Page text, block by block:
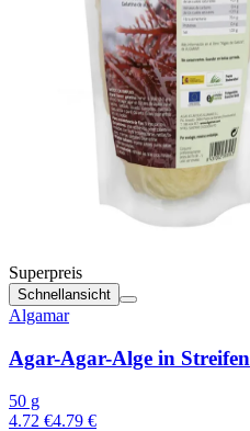
Superpreis
Schnellansicht
Algamar
Agar-Agar-Alge in Streifen
50 g
4.72 €4.79 €